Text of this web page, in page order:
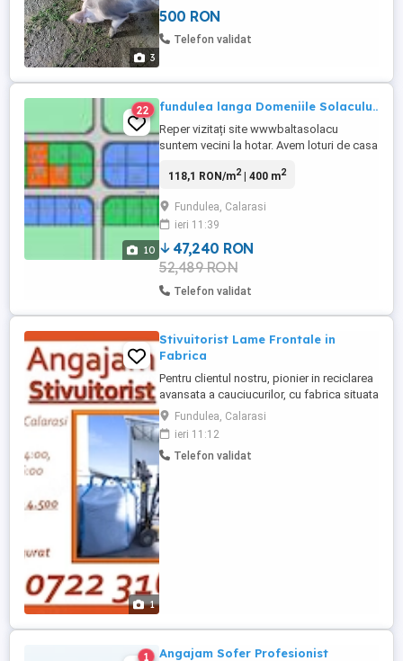
3
500 RON
Telefon validat
10
22 fundulea langa Domeniile Solaculu..
Reper vizitați site wwwbaltasolacu
suntem vecini la hotar. Avem loturi de casa
20 metri liniari , curent electric , intravilan
118,1 RON/m2| 400 m2
Fundulea, Calarasi
ieri 11:39
47,240 RON
52,489 RON
Telefon validat
1
Stivuitorist Lame Frontale in
Fabrica
Pentru clientul nostru, pionier in reciclarea
avansata a cauciucurilor, cu fabrica situata
in Fundulea, Jud. Calarasi, suntem in
cautarea unui nou coleg cu experienta
pentru postul de Stivuitorist. Cerinte:
Minim 8 clase finalizate; Autorizatie ISCIR
Fundulea, Calarasi
ieri 11:12
Telefon validat
1 Angajam Sofer Profesionist